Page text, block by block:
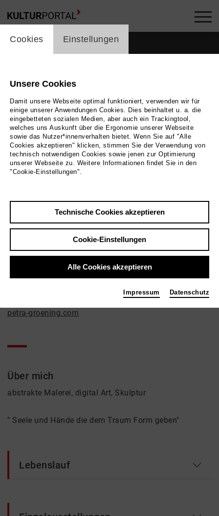
Petra Groening
Kontakt
info@petra-groening.com
petra-groening.com
Über mich
abstrakte Malerei, digital Art, Skulptur
" Seele und Hände die dem Traum Form geben"
Lebenslauf
cookie_layer
Cookies Einstellungen
Unsere Cookies
Damit unsere Webseite optimal funktioniert, verwenden wir für
einige unserer Anwendungen Cookies. Dies beinhaltet u. a. die
eingebetteten sozialen Medien, aber auch ein Trackingtool,
welches uns Auskunft über die Ergonomie unserer Webseite
sowie das Nutzer*innenverhalten bietet. Wenn Sie auf "Alle
Cookies akzeptieren" klicken, stimmen Sie der Verwendung von
technisch notwendigen Cookies sowie jenen zur Optimierung
unserer Webseite zu. Weitere Informationen findet Sie in den
"Cookie-Einstellungen".
Technische Cookies akzeptieren
Cookie-Einstellungen
Alle Cookies akzeptieren
Impressum Datenschutz